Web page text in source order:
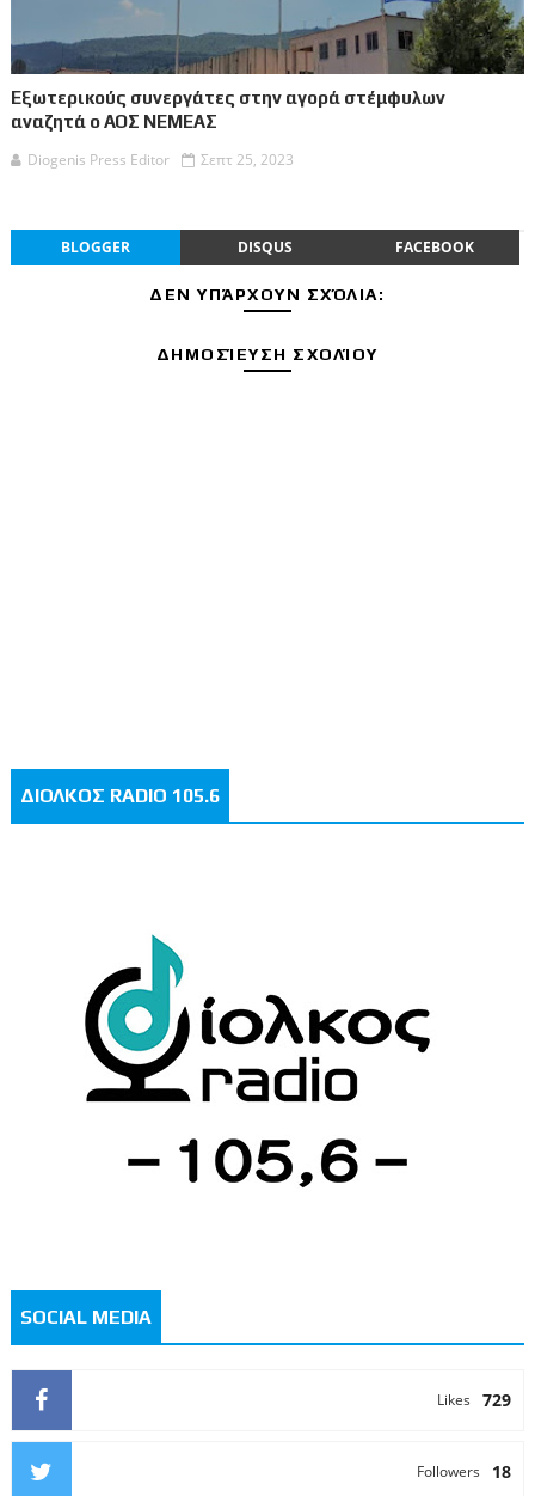
Εξωτερικούς συνεργάτες στην αγορά στέμφυλων
αναζητά ο ΑΟΣ ΝΕΜΕΑΣ
Diogenis Press Editor
Σεπτ 25, 2023
BLOGGER DISQUS FACEBOOK
ΔΕΝ ΥΠΆΡΧΟΥΝ ΣΧΌΛΙΑ:
ΔΗΜΟΣΊΕΥΣΗ ΣΧΟΛΊΟΥ
ΔΙΟΛΚΟΣ RADIO 105.6
SOCIAL MEDIA
729
Likes
18
Followers